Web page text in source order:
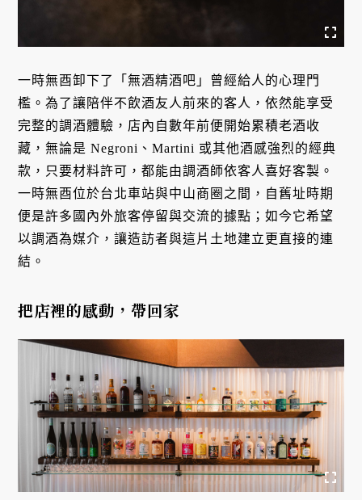
一時無酉卸下了「無酒精酒吧」曾經給人的心理門
檻。為了讓陪伴不飲酒友人前來的客人，依然能享受
完整的調酒體驗，店內自數年前便開始累積老酒收
藏，無論是 Negroni、Martini 或其他酒感強烈的經典
款，只要材料許可，都能由調酒師依客人喜好客製。
一時無酉位於台北車站與中山商圈之間，自舊址時期
便是許多國內外旅客停留與交流的據點；如今它希望
以調酒為媒介，讓造訪者與這片土地建立更直接的連
結。
把店裡的感動 ，帶回家